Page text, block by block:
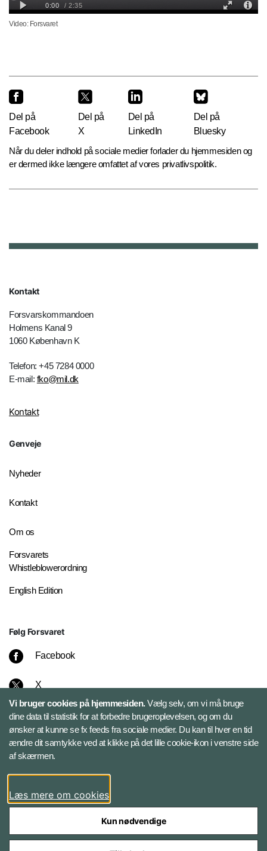
Del på
Facebook
Del på
Del på
Del på
Når du deler indhold på sociale medier forlader du hjemmesiden og
Forsvarskommandoen
Holmens Kanal 9
Telefon: +45 7284 0000
Forsvarets
Instagram
Bluesky
Vi bruger cookies på hjemmesiden.Vælg selv, om vi må bruge
dine data til statistik for at forbedre brugeroplevelsen, og om du
ønsker at kunne se fx feeds fra sociale medier. Du kan til hver en tid
ændre dit samtykke ved at klikke på det lille cookie-ikon i venstre side
af skærmen.
Læs mere om cookies
Kun nødvendige